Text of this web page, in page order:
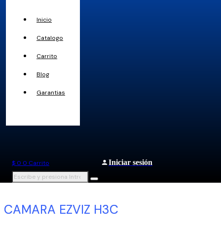
Inicio
Catalogo
Carrito
Blog
Garantias
$ 0 0 Carrito Iniciar sesión
CAMARA EZVIZ H3C